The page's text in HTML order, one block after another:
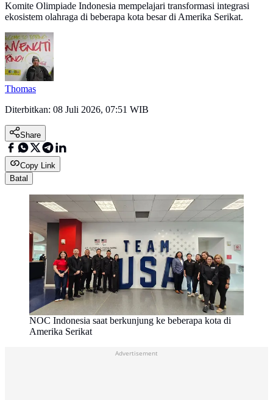
Komite Olimpiade Indonesia mempelajari transformasi integrasi
ekosistem olahraga di beberapa kota besar di Amerika Serikat.
Thomas
Diterbitkan: 08 Juli 2026, 07:51 WIB
Share
Copy Link
Batal
NOC Indonesia saat berkunjung ke beberapa kota di
Amerika Serikat
Advertisement